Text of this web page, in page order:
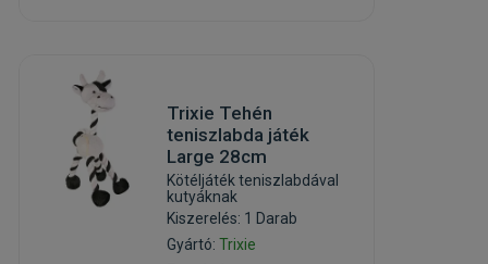
Trixie Tehén
teniszlabda játék
Large 28cm
Kötéljáték teniszlabdával
kutyáknak
Kiszerelés: 1 Darab
Gyártó:Trixie